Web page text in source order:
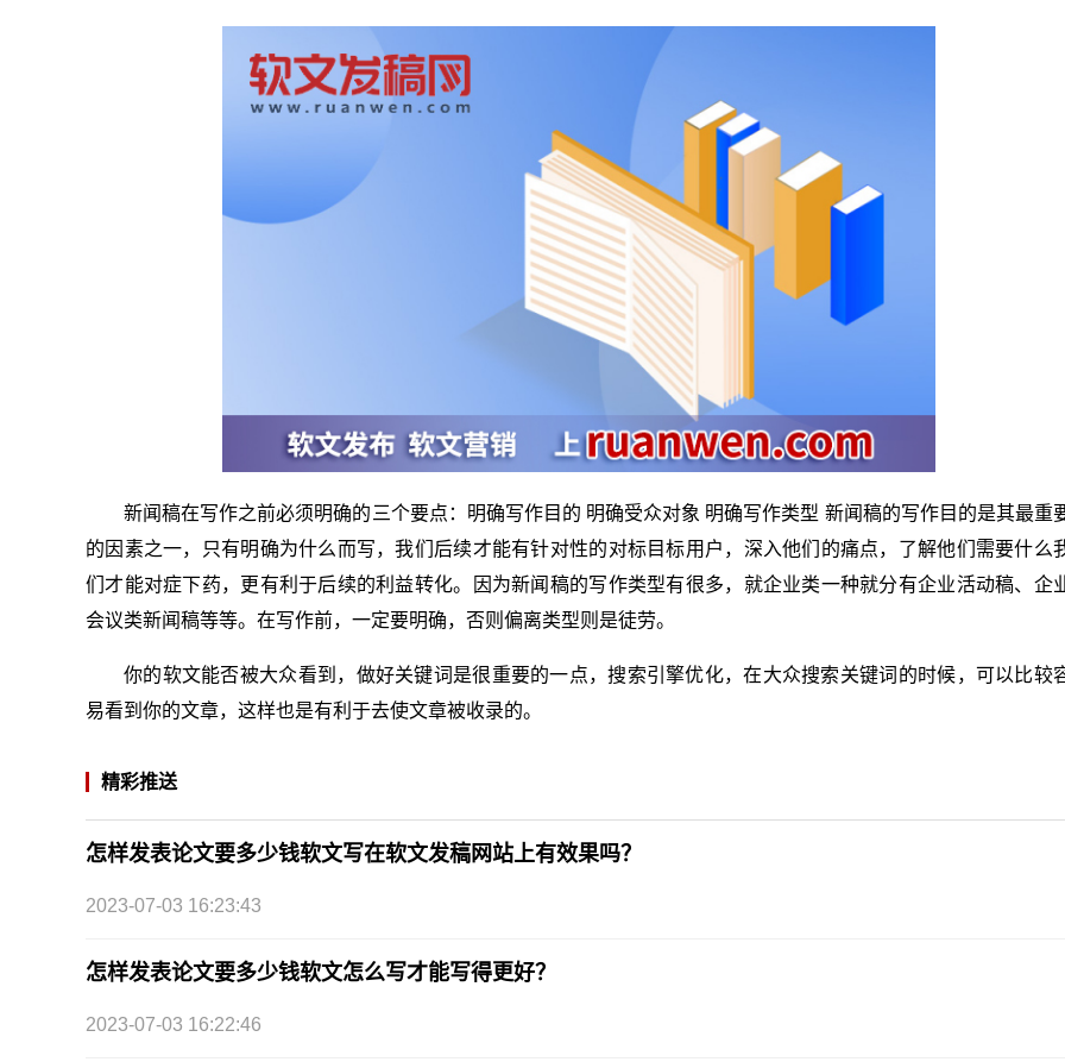
新闻稿在写作之前必须明确的三个要点：明确写作目的 明确受众对象 明确写作类型 新闻稿的写作目的是其最重
的因素之一，只有明确为什么而写，我们后续才能有针对性的对标目标用户，深入他们的痛点，了解他们需要什么
们才能对症下药，更有利于后续的利益转化。因为新闻稿的写作类型有很多，就企业类一种就分有企业活动稿、企
会议类新闻稿等等。在写作前，一定要明确，否则偏离类型则是徒劳。
你的软文能否被大众看到，做好关键词是很重要的一点，搜索引擎优化，在大众搜索关键词的时候，可以比较
易看到你的文章，这样也是有利于去使文章被收录的。
精彩推送
怎样发表论文要多少钱软文写在软文发稿网站上有效果吗？
2023-07-03 16:23:43
怎样发表论文要多少钱软文怎么写才能写得更好？
2023-07-03 16:22:46